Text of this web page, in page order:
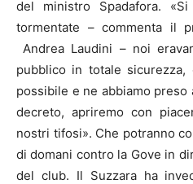
del ministro Spadafora.
tormentate – commenta il
Andrea Laudini – noi
pubblico in totale
possibile e ne abbiamo
decreto, apriremo con
nostri tifosi». Che potranno
di domani contro la Gove in
del club. Il Suzzara ha